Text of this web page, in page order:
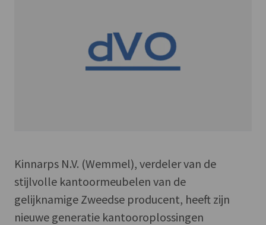
Kinnarps N.V. (Wemmel), verdeler van de
stijlvolle kantoormeubelen van de
gelijknamige Zweedse producent, heeft zijn
nieuwe generatie kantooroplossingen